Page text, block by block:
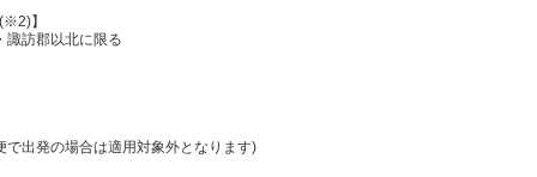
】
訪郡以北に限る
出発の場合は適用対象外となります)